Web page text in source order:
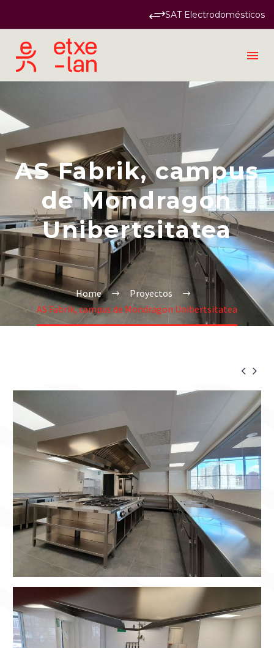
SAT Electrodomésticos
AS Fabrik, campus
de Mondragon
Unibertsitatea
Home
Proyectos
AS Fabrik, campus de Mondragon Unibertsitatea
 